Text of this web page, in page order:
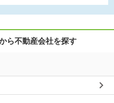
ら不動産会社を探す